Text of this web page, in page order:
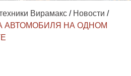
Вирамакс / Новости /
АВТОМОБИЛЯ НА ОДНОМ